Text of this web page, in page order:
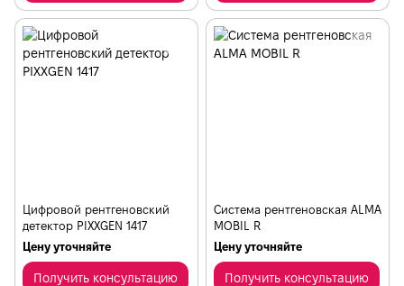
Цифровой рентгеновский
детектор PIXXGEN 1417
Цену уточняйте
Получить консультацию
Система рентгеновская ALMA
MOBIL R
Цену уточняйте
Получить консультацию